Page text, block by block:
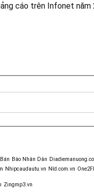
cáo trên Infonet năm
Báo Nhân Dân
Nhipcaudautu.vn Nld.com.vn
Zingmp3.vn